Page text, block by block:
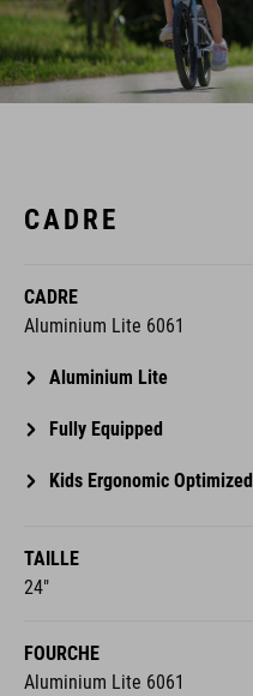
CADRE
CADRE
Aluminium Lite 6061
Aluminium Lite
Fully Equipped
Kids Ergonomic Optimized
TAILLE
24"
FOURCHE
Aluminium Lite 6061